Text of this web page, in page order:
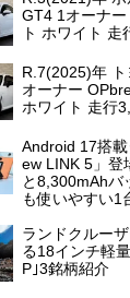
GT4 1オーナー
ト ホワイト 走
R.7(2025)年
オーナー
ホワイト 走行
Android 17搭
ew LINK 5」登
と8,300mAhバ
も使いやすい1
ランドクルー
る18インチ軽
P｣3銘柄紹介